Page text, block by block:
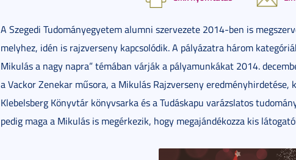
A Szegedi Tudományegyetem alumni szervezete 2014-ben is
melyhez, idén is rajzverseny kapcsolódik. A pályázatra három
Mikulás a nagy napra” témában várják a pályamunkákat 2014.
a Vackor Zenekar műsora, a Mikulás Rajzverseny eredményhirdetése,
Klebelsberg Könyvtár könyvsarka és a Tudáskapu varázslatos
pedig maga a Mikulás is megérkezik, hogy megajándékozza kis